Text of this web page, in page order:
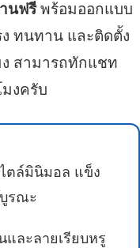
นฟรีพร้อมออกแบบ
ทนทาน และติดตั้ง
ง สามารถทักแชท
งครับ
ตล์มินิมอล แข็ง
รณะ
และลายเรียบหรู